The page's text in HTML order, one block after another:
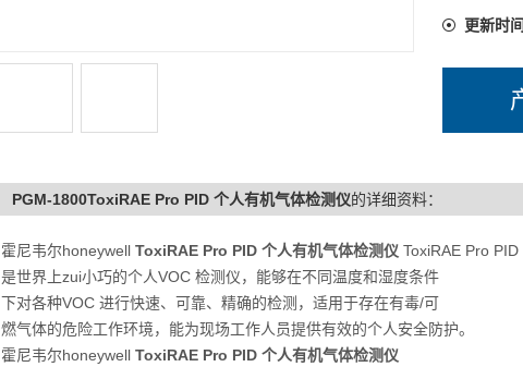
燃气体
更新时间
PGM-1800ToxiRAE Pro PID 个人有机气体检测仪的详细资料：
霍尼韦尔honeywell ToxiRAE Pro PID 个人有机气体检测仪ToxiRAE Pro PID
是世界上zui小巧的个人VOC 检测仪，能够在不同温度和湿度条件
下对各种VOC 进行快速、可靠、精确的检测，适用于存在有毒/可
燃气体的危险工作环境，能为现场工作人员提供有效的个人安全防护。
霍尼韦尔honeywell ToxiRAE Pro PID 个人有机气体检测仪